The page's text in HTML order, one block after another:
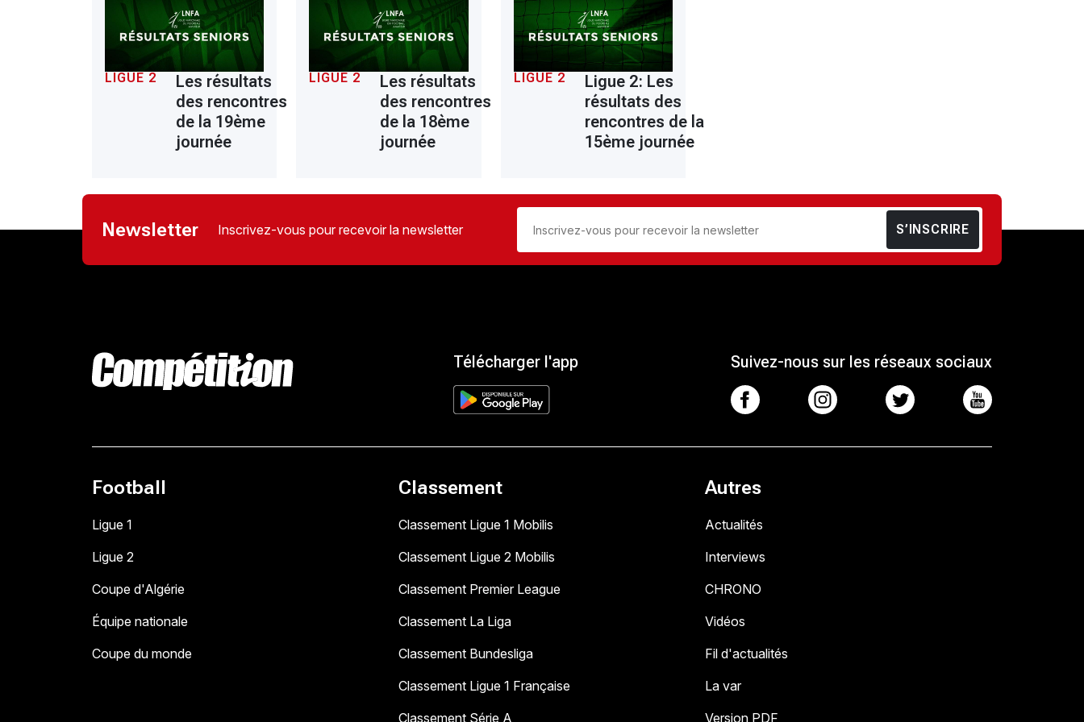
LIGUE 2
Les résultats
des rencontres
de la 19ème
journée
LIGUE 2
Les résultats
des rencontres
de la 18ème
journée
LIGUE 2
Ligue 2: Les
résultats des
rencontres de la
15ème journée
Newsletter Inscrivez-vous pour recevoir la newsletter S’INSCRIRE
Télécharger l'app Suivez-nous sur les réseaux sociaux
Football
Ligue 1
Ligue 2
Coupe d'Algérie
Équipe nationale
Coupe du monde
Classement
Classement Ligue 1 Mobilis
Classement Ligue 2 Mobilis
Classement Premier League
Classement La Liga
Classement Bundesliga
Classement Ligue 1 Française
Classement Série A
Autres
Actualités
Interviews
CHRONO
Vidéos
Fil d'actualités
La var
Version PDF